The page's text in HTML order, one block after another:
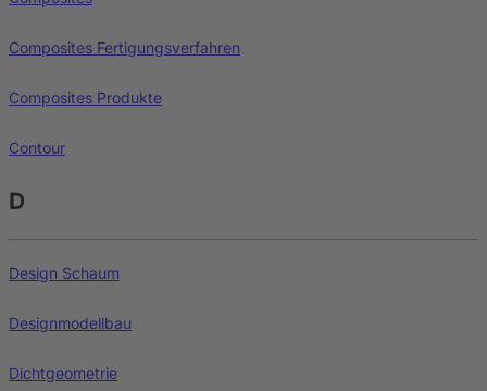
Composites Fertigungsverfahren
Composites Produkte
Contour
D
Design Schaum
Designmodellbau
Dichtgeometrie